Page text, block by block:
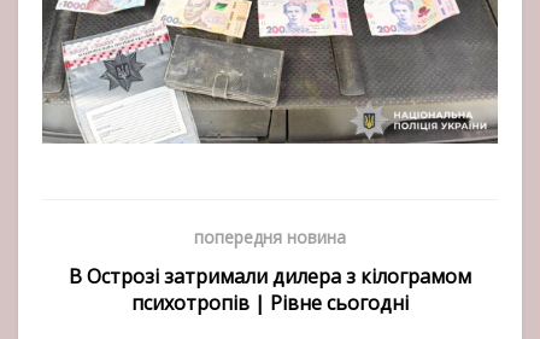
попередня новина
В Острозі затримали дилера з кілограмом
психотропів | Рівне сьогодні